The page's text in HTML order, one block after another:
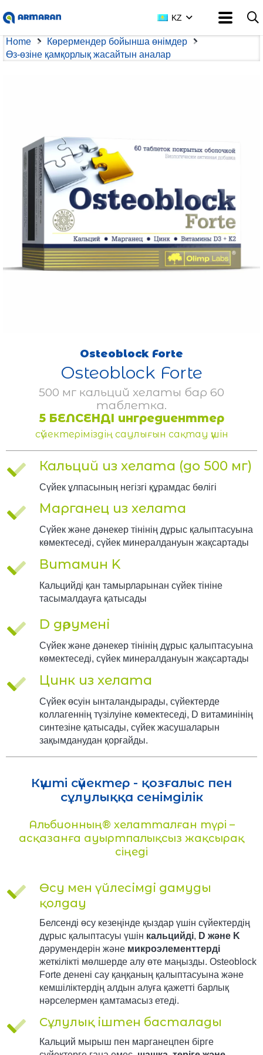
KZ
Home
Көрермендер бойынша өнімдер
Өз-өзіне қамқорлық жасайтын аналар
Osteoblock Forte
Osteoblock Forte
500 мг кальций хелаты бар 60
таблетка.
5 БЕЛСЕНДІ ингредиенттер
сүйектеріміздің саулығын сақтау үшін
Кальций из хелата (до 500 мг)
Сүйек ұлпасының негізгі құрамдас бөлігі
Марганец из хелата
Сүйек және дәнекер тінінің дұрыс қалыптасуына
көмектеседі, сүйек минералдануын жақсартады
Витамин K
Кальцийді қан тамырларынан сүйек тініне
тасымалдауға қатысады
D дәрумені
Сүйек және дәнекер тінінің дұрыс қалыптасуына
көмектеседі, сүйек минералдануын жақсартады
Цинк из хелата
Сүйек өсуін ынталандырады, сүйектерде
коллагеннің түзілуіне көмектеседі, D витаминінің
синтезіне қатысады, сүйек жасушаларын
зақымданудан қорғайды.
Күшті сүйектер - қозғалыс пен
сұлулыққа сенімділік
Альбионның® хелатталған түрі –
асқазанға ауыртпалықсыз жақсырақ
сіңеді
Өсу мен үйлесімді дамуды
қолдау
Белсенді өсу кезеңінде қыздар үшін сүйектердің
дұрыс қалыптасуы үшін кальцийді, D және K
дәрумендерін және микроэлементтерді
жеткілікті мөлшерде алу өте маңызды. Osteoblock
Forte денені сау қаңқаның қалыптасуына және
кемшіліктердің алдын алуға қажетті барлық
нәрселермен қамтамасыз етеді.
Сұлулық іштен басталады
Кальций мырыш пен марганецпен бірге